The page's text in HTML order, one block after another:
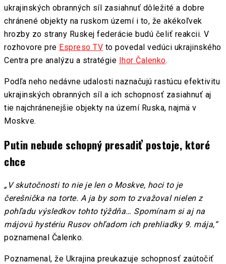
ukrajinských obranných síl zasiahnuť dôležité a dobre
chránené objekty na ruskom území i to, že akékoľvek
hrozby zo strany Ruskej federácie budú čeliť reakcii. V
rozhovore pre Espreso TV to povedal vedúci ukrajinského
Centra pre analýzu a stratégie Ihor Čalenko.
Podľa neho nedávne udalosti naznačujú rastúcu efektivitu
ukrajinských obranných síl a ich schopnosť zasiahnuť aj
tie najchránenejšie objekty na území Ruska, najmä v
Moskve.
Putin nebude schopný presadiť postoje, ktoré
chce
„V skutočnosti to nie je len o Moskve, hoci to je
čerešnička na torte. A ja by som to zvažoval nielen z
pohľadu výsledkov tohto týždňa… Spomínam si aj na
májovú hystériu Rusov ohľadom ich prehliadky 9. mája,“
poznamenal Čalenko.
Poznamenal, že Ukrajina preukazuje schopnosť zaútočiť